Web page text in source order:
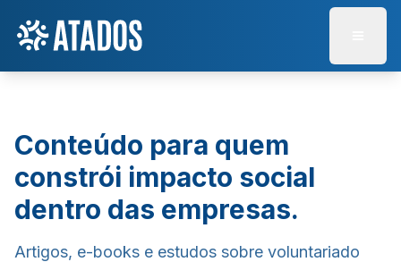
Conteúdo para quem
constrói impacto social
dentro das empresas.
Artigos, e-books e estudos sobre voluntariado